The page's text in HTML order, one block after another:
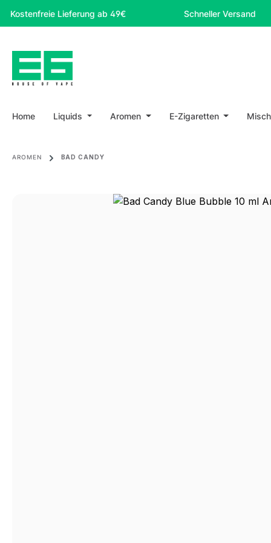
Hauptinhalt springen
Zur Suche springen
Zur Hauptnavigation springen
Lieferung ab 49€ Schneller Versand
Home Liquids Aromen E-Zigaretten
AROMEN BAD CANDY
Bildergalerie überspringen